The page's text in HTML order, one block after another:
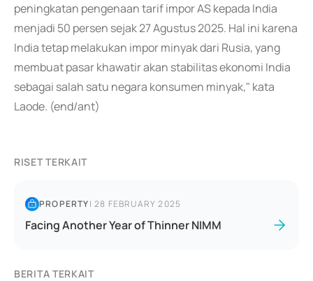
peningkatan pengenaan tarif impor AS kepada India
menjadi 50 persen sejak 27 Agustus 2025. Hal ini karena
India tetap melakukan impor minyak dari Rusia, yang
membuat pasar khawatir akan stabilitas ekonomi India
sebagai salah satu negara konsumen minyak," kata
Laode. (end/ant)
RISET TERKAIT
PROPERTY|28 FEBRUARY 2025
Facing Another Year of Thinner NIMM
BERITA TERKAIT